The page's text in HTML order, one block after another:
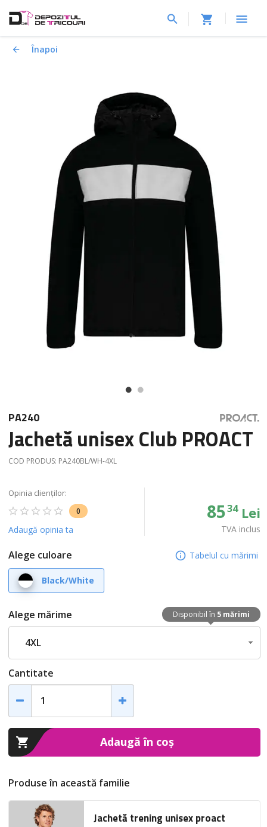
Înapoi
PA240
Jachetă unisex Club PROACT
COD PRODUS: PA240BL/WH-4XL
Opinia clienților:
0
Adaugă opinia ta
8534Lei
TVA inclus
Alege culoare Tabelul cu mărimi
Black/White
Disponibil în 5 mărimi
Alege mărime
4XL
Cantitate
Adaugă în coș
Produse în această familie
Jachetă trening unisex proact